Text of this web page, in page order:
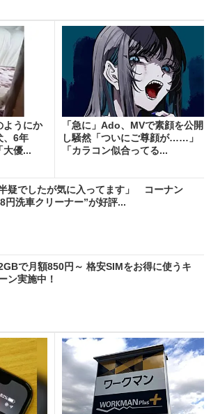
ようにか
、6年
優...
「急に」Ado、MVで素顔を公開
し騒然「ついにご尊顔が……」
「カラコン似合ってる...
半疑でしたが気に入ってます」 コーナン
円洗車クリーナー”が好評...
で月額850円～ 格安SIMをお得に使うキ
ン実施中！